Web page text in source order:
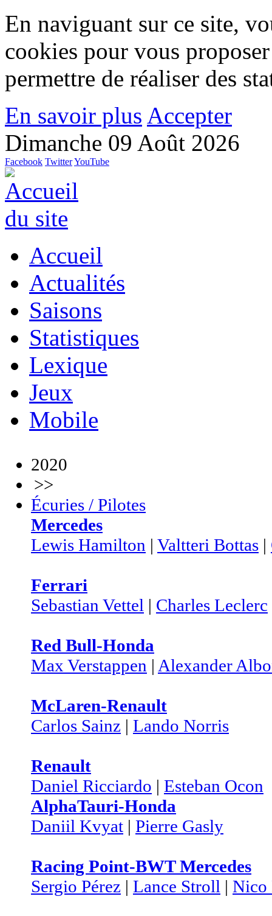
En naviguant sur ce site,
cookies pour vous
permettre de réaliser des
En savoir plus Accepter
Dimanche 09 Août 2026
Facebook TwitterYouTube
Accueil
Actualités
Saisons
Statistiques
Lexique
Jeux
Mobile
2020
>>
Écuries / Pilotes
Mercedes
Lewis Hamilton | Valtteri Bottas |
Ferrari
Sebastian Vettel | Charles Leclerc
Red Bull-Honda
Max Verstappen | Alexander
McLaren-Renault
Carlos Sainz | Lando Norris
Renault
Daniel Ricciardo | Esteban Ocon
AlphaTauri-Honda
Daniil Kvyat | Pierre Gasly
Racing Point-BWT Mercedes
Sergio Pérez | Lance Stroll | Nico